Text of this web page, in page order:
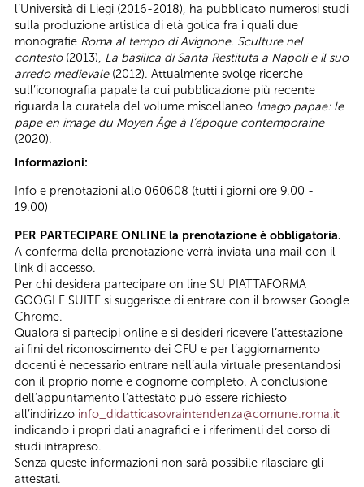
l’Università di Liegi (2016-2018), ha pubblicato numerosi studi
sulla produzione artistica di età gotica fra i quali due
monografie Roma al tempo di Avignone. Sculture nel
contesto(2013), La basilica di Santa Restituta a Napoli e il suo
arredo medievale(2012). Attualmente svolge ricerche
sull’iconografia papale la cui pubblicazione più recente
riguarda la curatela del volume miscellaneo Imago papae: le
pape en image du Moyen Âge à l’époque contemporaine
(2020).
Informazioni:
Info e prenotazioni allo 060608 (tutti i giorni ore 9.00 -
19.00)
PER PARTECIPARE ONLINE la prenotazione è obbligatoria.
A conferma della prenotazione verrà inviata una mail con il
link di accesso.
Per chi desidera partecipare on line SU PIATTAFORMA
GOOGLE SUITE si suggerisce di entrare con il browser Google
Chrome.
Qualora si partecipi online e si desideri ricevere l’attestazione
ai fini del riconoscimento dei CFU e per l’aggiornamento
docenti è necessario entrare nell’aula virtuale presentandosi
con il proprio nome e cognome completo. A conclusione
dell’appuntamento l’attestato può essere richiesto
all’indirizzo info_didatticasovraintendenza@comune.roma.it
indicando i propri dati anagrafici e i riferimenti del corso di
studi intrapreso.
Senza queste informazioni non sarà possibile rilasciare gli
attestati.